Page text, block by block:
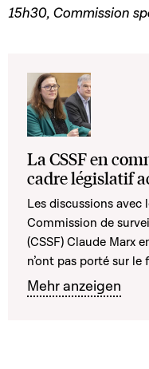
15h30, Commission
La CSSF en
cadre législatif
Les discussions avec
Commission de
(CSSF) Claude Marx
n’ont pas porté sur le
Mehr anzeigen